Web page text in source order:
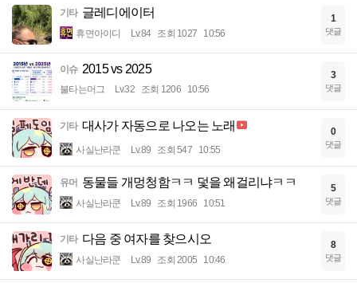
기타 글레디에이터
휴면아이디 Lv.84 조회 1027 10:56
1
댓글
이슈 2015 vs 2025
불타는머그 Lv.32 조회 1206 10:56
3
댓글
기타 대사가 자동으로 나오는 노래
사실난라쿤 Lv.89 조회 547 10:55
0
댓글
유머 동물들 개멍청함ㅋㅋ 덫을 왜걸리냐ㅋㅋ
사실난라쿤 Lv.89 조회 1966 10:51
5
댓글
기타 다음 중 여자를 찾으시오
사실난라쿤 Lv.89 조회 2005 10:46
8
댓글